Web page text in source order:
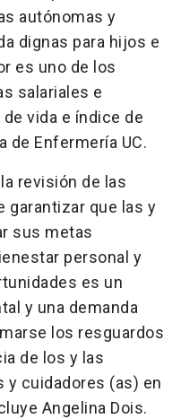
autónomas y
dignas para hijos e
es uno de los
salariales e
vida e índice de
de Enfermería UC.
revisión de las
garantizar que las y
sus metas
personal y
es un
y una demanda
los resguardos
de los y las
y cuidadores (as) en
Angelina Dois.